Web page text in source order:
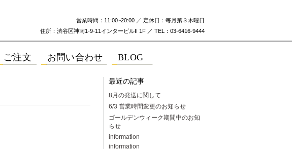
営業時間：11:00~20:00 ／ 定休日：毎月第３木曜日
住所：渋谷区神南1-9-11インタービルII 1F ／ TEL：03-6416-9444
最近の記事
8月の発送に関して
6/3 営業時間変更のお知らせ
ゴールデンウィーク期間中のお知
らせ
information
information